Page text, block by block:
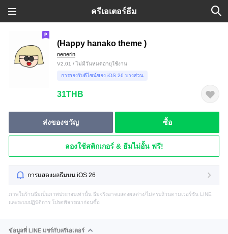
ครีเอเตอร์ธีม
(Happy hanako theme )
nenerin
V2.01 / ไม่มีวันหมดอายุใช้งาน
การรองรับดีไซน์ของ iOS 26 บางส่วน
31THB
ส่งของขวัญ ซื้อ
ลองใช้สติกเกอร์ & ธีมไม่อั้น ฟรี!
การแสดงผลธีมบน iOS 26
ภาพในร้านธีมเป็นภาพประกอบเท่านั้น ธีมจริงอาจแสดงผลต่าง/ไม่ครบถ้วนตามเวอร์ชัน LINE
และระบบปฏิบัติการ โปรดพิจารณาก่อนซื้อ
ข้อมูลที่ LINE แชร์กับครีเอเตอร์